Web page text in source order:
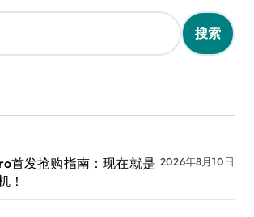
首发抢购指南：现在就是
！
2026年8月10日